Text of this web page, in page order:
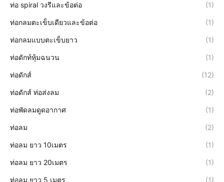
ท่อ spiral วงรีและข้อต่อ (1)
ท่อกลมตะเข็บเดียวและข้อต่อ (1)
ท่อกลมแบบตะเข็บยาว (1)
ท่อดักท์หุ้มฉนวน (1)
ท่อดักส์ (12)
ท่อดักส์ ท่อส่งลม (2)
ท่อพัดลมดูดอากาศ (1)
ท่อลม (2)
ท่อลม ยาว 10เมตร (1)
ท่อลม ยาว 20เมตร (1)
ท่อลม ยาว 5 เมตร (1)